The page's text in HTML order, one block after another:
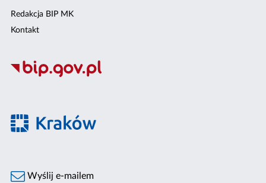
Redakcja BIP MK
Kontakt
Wyślij e-mailem